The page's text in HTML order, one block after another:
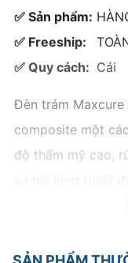
✅ Sản phẩm:
✅ Freeship:
✅ Quy cách: Cái
Đèn trám
composite một
độ thẩm mỹ cao,
Maxcure 3 được
quang trùn hợp